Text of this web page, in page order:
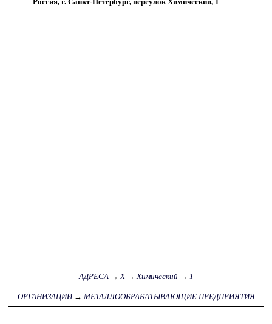
АДРЕСА → Х→ Химический→ 1
ОРГАНИЗАЦИИ→ МЕТАЛЛООБРАБАТЫВАЮЩИЕ ПРЕДПРИЯТИЯ